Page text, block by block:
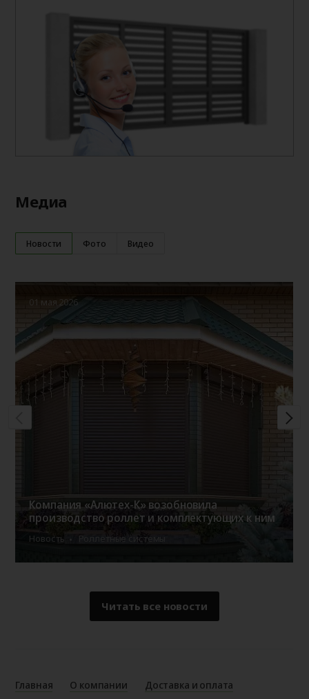
Медиа
Новости Фото Видео
01 мая 2026
Компания «Алютех-К» возобновила
производство роллет и комплектующих к ним
Новость Роллетные системы
Читать все новости
Главная О компании
Доставка и оплата